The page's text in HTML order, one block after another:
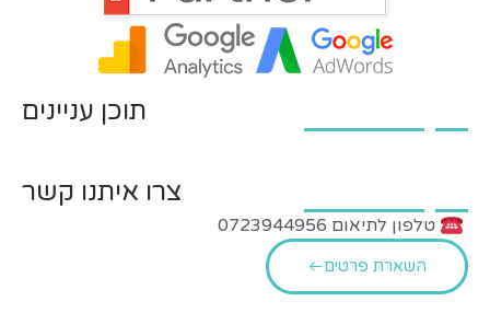
תוכן עניינים
צרו איתנו קשר
טלפון לתיאום 0723944956
השארת פרטים